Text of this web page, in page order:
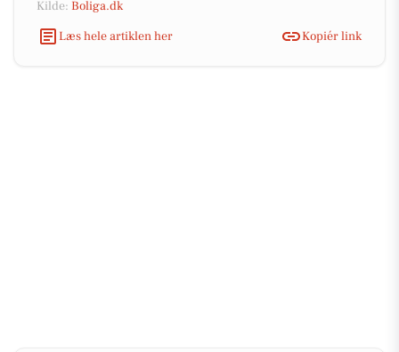
Kilde: Boliga.dk
Læs hele artiklen her
Kopiér link